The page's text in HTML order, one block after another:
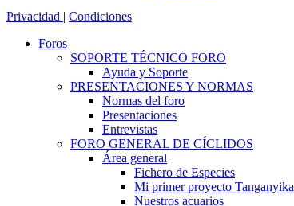
Privacidad | Condiciones
Foros
SOPORTE TÉCNICO FORO
Ayuda y Soporte
PRESENTACIONES Y NORMAS
Normas del foro
Presentaciones
Entrevistas
FORO GENERAL DE CÍCLIDOS
Área general
Fichero de Especies
Mi primer proyecto Tanganyika
Nuestros acuarios